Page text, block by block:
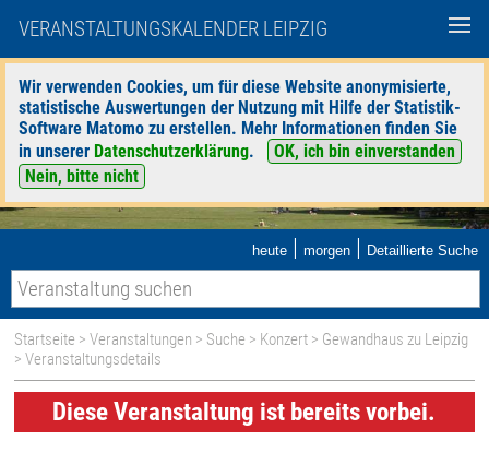
VERANSTALTUNGSKALENDER LEIPZIG
Wir verwenden Cookies, um für diese Website anonymisierte,
statistische Auswertungen der Nutzung mit Hilfe der Statistik-
Software Matomo zu erstellen. Mehr Informationen finden Sie
in unserer Datenschutzerklärung.
OK, ich bin einverstanden
Nein, bitte nicht
heute | morgen | Detaillierte Suche
Startseite >Veranstaltungen > Suche > Konzert > Gewandhaus zu Leipzig
> Veranstaltungsdetails
Diese Veranstaltung ist bereits vorbei.